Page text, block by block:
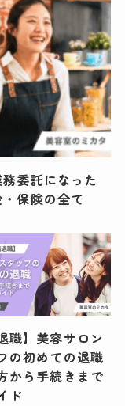
委託になった
保険の全て
職】美容サロン
の初めての退職
から手続きまで
ド